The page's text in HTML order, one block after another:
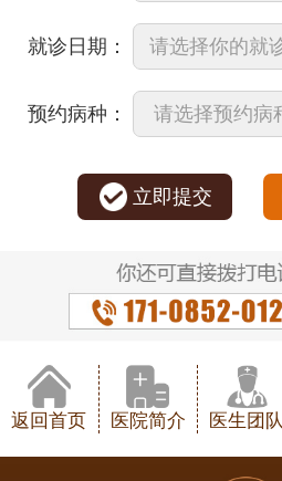
就诊日期：
预约病种：
立即提交
返回首页 医院简介 医生团队